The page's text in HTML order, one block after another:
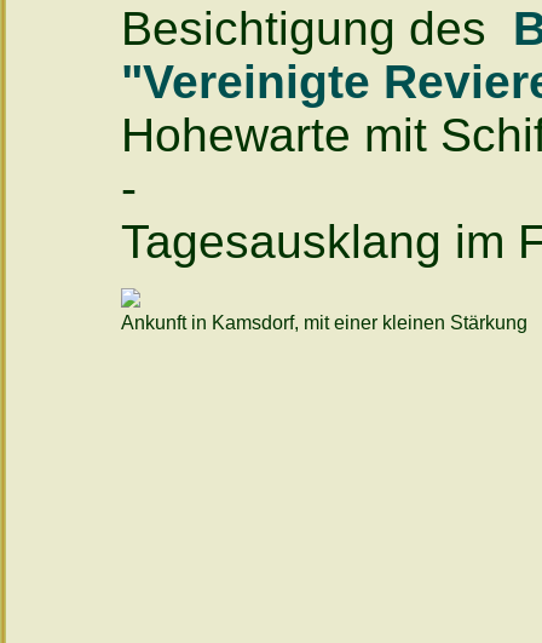
Besichtigung des
"Vereinigte
Hohewarte mit
-
Tagesausklang im
Ankunft in Kamsdorf, mit einer kleinen Stärkung